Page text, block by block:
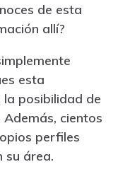
de esta
allí?
esta
posibilidad de
cientos
perfiles
su área.